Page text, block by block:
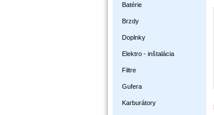
Batérie
Brzdy
Doplnky
Elektro - inštalácia
Filtre
Gufera
Karburátory